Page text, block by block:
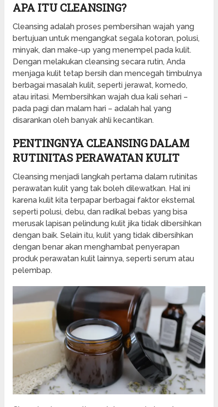
APA ITU CLEANSING?
Cleansing adalah proses pembersihan wajah yang
bertujuan untuk mengangkat segala kotoran, polusi,
minyak, dan make-up yang menempel pada kulit.
Dengan melakukan cleansing secara rutin, Anda
menjaga kulit tetap bersih dan mencegah timbulnya
berbagai masalah kulit, seperti jerawat, komedo,
atau iritasi. Membersihkan wajah dua kali sehari –
pada pagi dan malam hari – adalah hal yang
disarankan oleh banyak ahli kecantikan.
PENTINGNYA CLEANSING DALAM
RUTINITAS PERAWATAN KULIT
Cleansing menjadi langkah pertama dalam rutinitas
perawatan kulit yang tak boleh dilewatkan. Hal ini
karena kulit kita terpapar berbagai faktor eksternal
seperti polusi, debu, dan radikal bebas yang bisa
merusak lapisan pelindung kulit jika tidak dibersihkan
dengan baik. Selain itu, kulit yang tidak dibersihkan
dengan benar akan menghambat penyerapan
produk perawatan kulit lainnya, seperti serum atau
pelembap.